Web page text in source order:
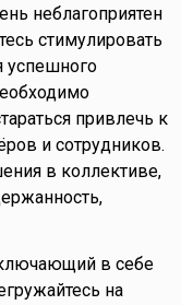
неблагоприятен
стимулировать
успешного
привлечь к
и сотрудников.
в коллективе,
в себе
на